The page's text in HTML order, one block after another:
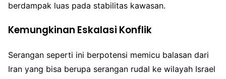
berdampak luas pada stabilitas kawasan.
Kemungkinan Eskalasi Konflik
Serangan seperti ini berpotensi memicu balasan dari
Iran yang bisa berupa serangan rudal ke wilayah Israel